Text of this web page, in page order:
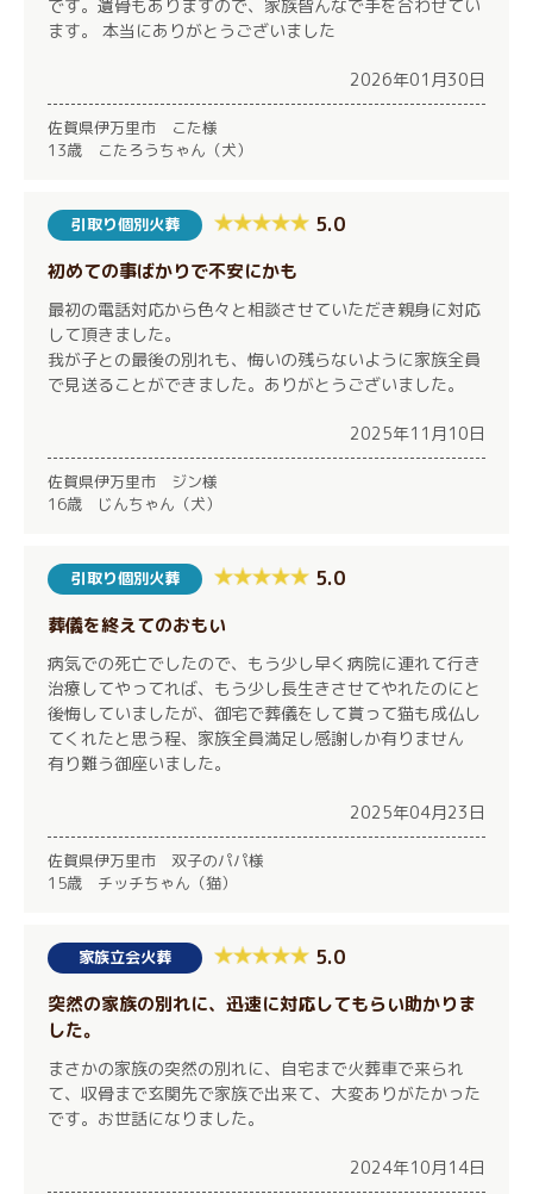
です。遺骨もありますので、家族皆んなで手を合わせてい
ます。 本当にありがとうございました
2026年01月30日
佐賀県伊万里市 こた様
13歳 こたろうちゃん（犬）
引取り個別火葬 5.0
初めての事ばかりで不安にかも
最初の電話対応から色々と相談させていただき親身に対応
して頂きました。
我が子との最後の別れも、悔いの残らないように家族全員
で見送ることができました。ありがとうございました。
2025年11月10日
佐賀県伊万里市 ジン様
16歳 じんちゃん（犬）
引取り個別火葬 5.0
葬儀を終えてのおもい
病気での死亡でしたので、もう少し早く病院に連れて行き
治療してやってれば、もう少し長生きさせてやれたのにと
後悔していましたが、御宅で葬儀をして貰って猫も成仏し
てくれたと思う程、家族全員満足し感謝しか有りません
有り難う御座いました。
2025年04月23日
佐賀県伊万里市 双子のパパ様
15歳 チッチちゃん（猫）
家族立会火葬 5.0
突然の家族の別れに、迅速に対応してもらい助かりま
した。
まさかの家族の突然の別れに、自宅まで火葬車で来られ
て、収骨まで玄関先で家族で出来て、大変ありがたかった
です。お世話になりました。
2024年10月14日